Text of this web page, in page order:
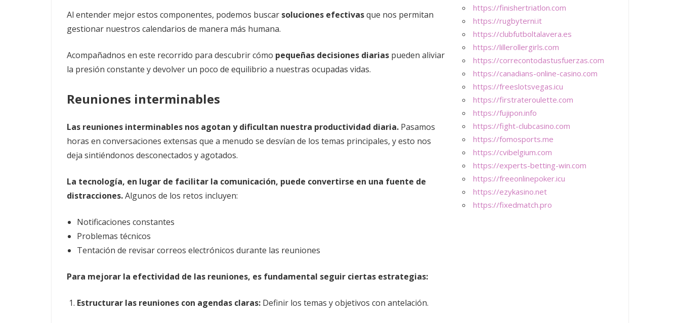
Al entender mejor estos componentes, podemos buscar soluciones efectivasque nos permitan
gestionar nuestros calendarios de manera más humana.
Acompañadnos en este recorrido para descubrir cómo pequeñas decisiones diarias pueden aliviar
la presión constante y devolver un poco de equilibrio a nuestras ocupadas vidas.
Reuniones interminables
Las reuniones interminables nos agotan y dificultan nuestra productividad diaria. Pasamos
horas en conversaciones extensas que a menudo se desvían de los temas principales, y esto nos
deja sintiéndonos desconectados y agotados.
La tecnología, en lugar de facilitar la comunicación, puede convertirse en una fuente de
distracciones.Algunos de los retos incluyen:
Notificaciones constantes
Problemas técnicos
Tentación de revisar correos electrónicos durante las reuniones
Para mejorar la efectividad de las reuniones, es fundamental seguir ciertas estrategias:
Estructurar las reuniones con agendas claras: Definir los temas y objetivos con antelación.
https://finishertriatlon.com
https://rugbyterni.it
https://clubfutboltalavera.es
https://lillerollergirls.com
https://correcontodastusfuerzas.com
https://canadians-online-casino.com
https://freeslotsvegas.icu
https://firstrateroulette.com
https://fujipon.info
https://fight-clubcasino.com
https://fomosports.me
https://cvibelgium.com
https://experts-betting-win.com
https://freeonlinepoker.icu
https://ezykasino.net
https://fixedmatch.pro